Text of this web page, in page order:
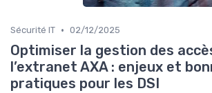
Sécurité IT • 02/12/2025
Optimiser la gestion des
l’extranet AXA : enjeux et
pratiques pour les DSI